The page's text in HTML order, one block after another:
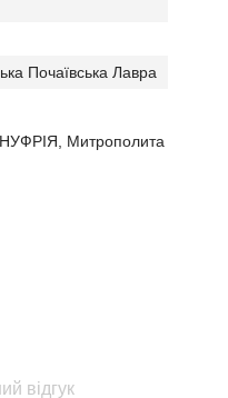
Почаївська Лавра
Митрополита
відгук